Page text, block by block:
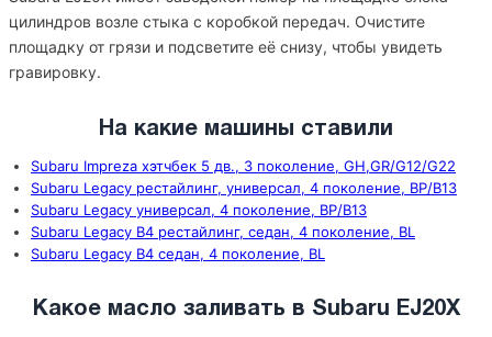
цилиндров возле стыка с коробкой передач. Очистите
площадку от грязи и подсветите её снизу, чтобы увидеть
гравировку.
На какие машины ставили
Subaru Impreza хэтчбек 5 дв., 3 поколение, GH,GR/G12/G22
Subaru Legacy рестайлинг, универсал, 4 поколение, BP/B13
Subaru Legacy универсал, 4 поколение, BP/B13
Subaru Legacy B4 рестайлинг, седан, 4 поколение, BL
Subaru Legacy B4 седан, 4 поколение, BL
Какое масло заливать в Subaru EJ20X